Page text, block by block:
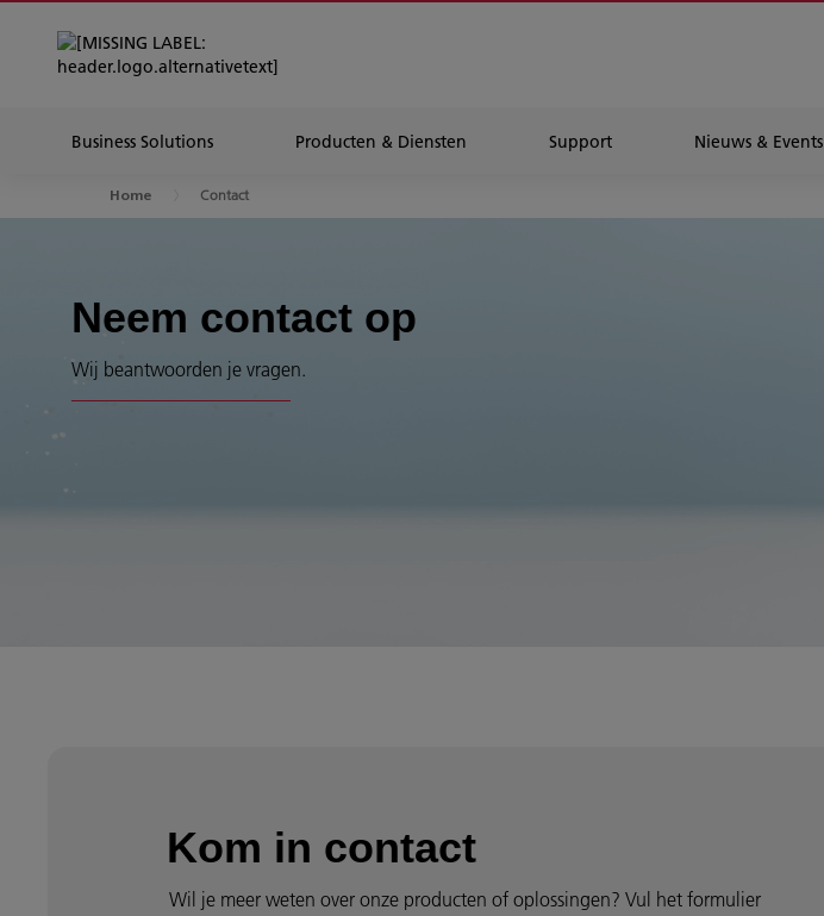
Business Solutions Producten & Diensten Support Nieuws & Events
Home Contact
Neem contact op
Wij beantwoorden je vragen.
Kom in contact
Wil je meer weten over onze producten of oplossingen? Vul het formulier